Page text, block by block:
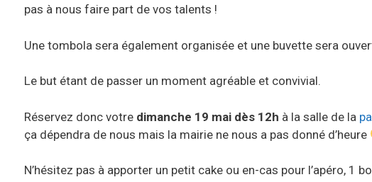
pas à nous faire part de vos talents !
Une tombola sera également organisée et une buvette sera
Le but étant de passer un moment agréable et convivial.
Réservez donc votre dimanche 19 mai dès 12h à la salle de la
ça dépendra de nous mais la mairie ne nous a pas donné d’heure
N’hésitez pas à apporter un petit cake ou en-cas pour l’apéro, 1